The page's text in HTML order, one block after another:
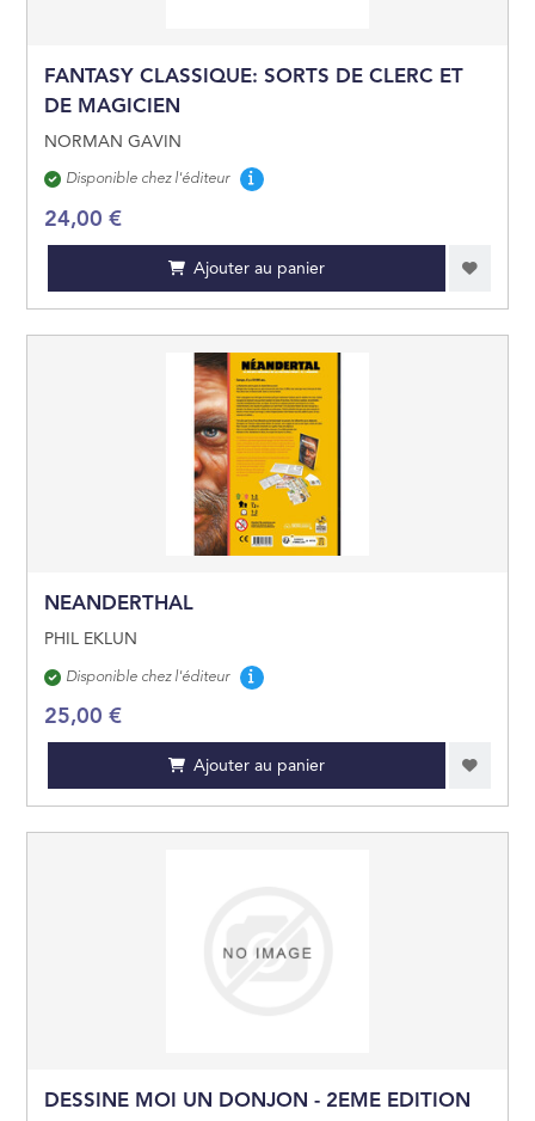
FANTASY CLASSIQUE: SORTS DE CLERC ET
DE MAGICIEN
NORMAN GAVIN
Disponibilité
Disponible chez l'éditeur
24,00 €
Ajouter au panier
NEANDERTHAL
PHIL EKLUN
Disponibilité
Disponible chez l'éditeur
25,00 €
Ajouter au panier
DESSINE MOI UN DONJON - 2EME EDITION